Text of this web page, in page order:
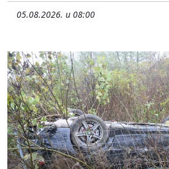
05.08.2026. u 08:00